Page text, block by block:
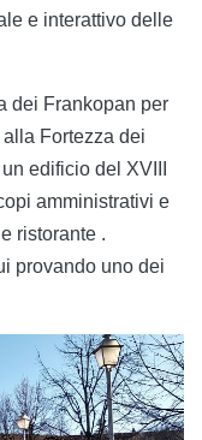
e interattivo delle
dei Frankopan per
Fortezza dei
edificio del XVIII
amministrativi e
ristorante .
provando uno dei